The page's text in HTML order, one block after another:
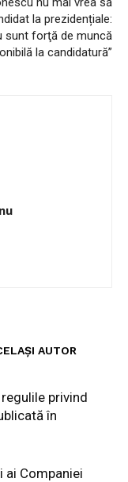
la prezidențiale:
sunt forţă de muncă
la candidatură”
AUTOR
privind
în
ai Companiei